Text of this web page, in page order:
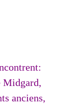
Midgard,
anciens,